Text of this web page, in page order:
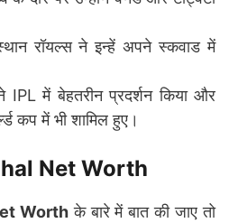
रॉयल्स ने इन्हें अपने स्कवाड में
IPL में बेहतरीन प्रदर्शन किया और
कप में भी शामिल हुए।
Net Worth
Worthके बारे में बात की जाए तो